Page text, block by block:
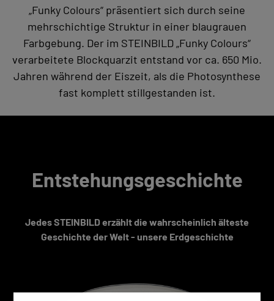
„Funky Colours“ präsentiert sich durch seine
mehrschichtige Struktur in einer blaugrauen
Farbgebung. Der im STEINBILD „Funky Colours“
verarbeitete Blockquarzit entstand vor ca. 650 Mio.
Jahren während der Eiszeit, als die Photosynthese
fast komplett stillgestanden ist.
Entstehungsgeschichte
Jedes STEINBILD erzählt die wahrscheinlich älteste
Geschichte der Welt - unsere Erdgeschichte